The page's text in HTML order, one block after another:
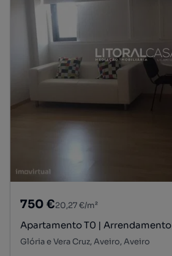
750 €20,27 €/m²
Apartamento T0 |
Glória e Vera Cruz, Aveiro, Aveiro